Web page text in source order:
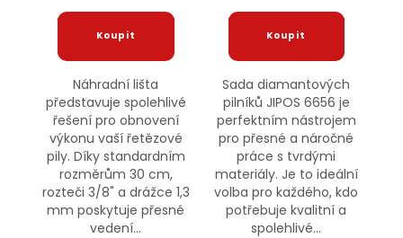
Náhradní lišta
představuje spolehlivé
řešení pro obnovení
výkonu vaší řetězové
pily. Díky standardním
rozměrům 30 cm,
rozteči 3/8" a drážce 1,3
mm poskytuje přesné
vedení...
Sada diamantových
pilníků JIPOS 6656 je
perfektním nástrojem
pro přesné a náročné
práce s tvrdými
materiály. Je to ideální
volba pro každého, kdo
potřebuje kvalitní a
spolehlivé...